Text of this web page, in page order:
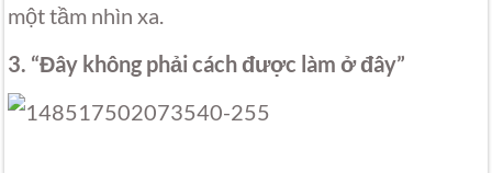
một tầm nhìn xa.
3. “Đây không phải cách được làm ở đây”